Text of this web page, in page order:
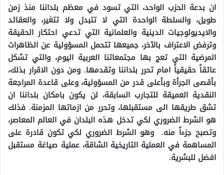
ان بدعة الحزب الواحد، التي تسود في معظم بلداننا منذ زمن
طويل، والسلطة الواحدة التي لا تتبدل ولا تتغير، والعقائد
والايديولوجيات الدينية والعلمانية التي تدعي احتكار الحقيقة
وترفض الاعتراف بالآخر، جميعها تتحمل المسؤولية عن الظاهرات
المرضية التي تعج بها مجتمعاتنا العربية اليوم، والتي تشكل
عائقاً حقيقياً امام تحرر بلداننا وتقدمها. ومن دون الاقرار بذلك،
بأقصى الجرأة وبأعلى قدر من المسؤولية، وعلى قاعدة المراجعة
النقدية العميقة للتجارب السابقة، لن يكون بامكان بلداننا ان
تشق طريقها الى مستقبلها، وتحرر من ازماتها المزمنة. فذلك
هو الشرط الضروري لكي تدخل هذه البلدان في العالم المعاصر،
وتصبح جزءاً منه. وهو الشرط الضروري لكي تكون قادرة على
المساهمة في العملية التاريخية الشاقة، عملية صياغة مستقبل
افضل للبشرية.